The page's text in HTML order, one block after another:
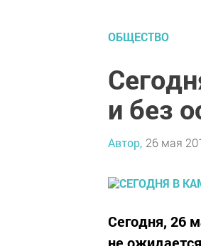
ОБЩЕСТВО
и без
Автор, 26 мая
Сегодня, 26